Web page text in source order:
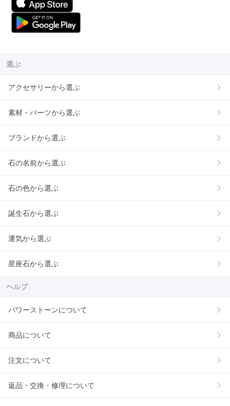
選ぶ
アクセサリーから選ぶ
素材・パーツから選ぶ
ブランドから選ぶ
石の名前から選ぶ
石の色から選ぶ
誕生石から選ぶ
運気から選ぶ
星座石から選ぶ
ヘルプ
パワーストーンについて
商品について
注文について
返品・交換・修理について